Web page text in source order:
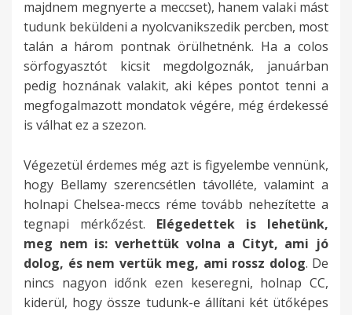
majdnem megnyerte a meccset), hanem valaki mást
tudunk beküldeni a nyolcvanikszedik percben, most
talán a három pontnak örülhetnénk. Ha a colos
sörfogyasztót kicsit megdolgoznák, januárban
pedig hoznának valakit, aki képes pontot tenni a
megfogalmazott mondatok végére, még érdekessé
is válhat ez a szezon.
Végezetül érdemes még azt is figyelembe vennünk,
hogy Bellamy szerencsétlen távolléte, valamint a
holnapi Chelsea-meccs réme tovább nehezítette a
tegnapi mérkőzést. Elégedettek is lehetünk,
meg nem is: verhettük volna a Cityt, ami jó
dolog, és nem vertük meg, ami rossz dolog. De
nincs nagyon időnk ezen keseregni, holnap CC,
kiderül, hogy össze tudunk-e állítani két ütőképes